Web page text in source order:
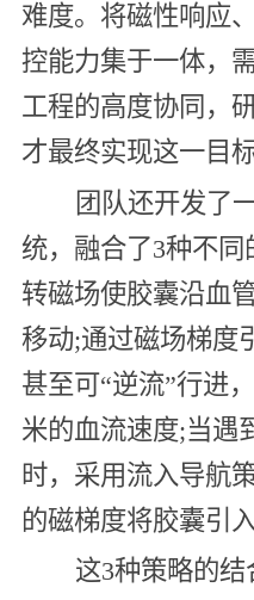
难度。将磁性响应
控能力集于一体，
工程的高度协同，
才最终实现这一目标
团队还开发了
统，融合了3种不
转磁场使胶囊沿血
移动;通过磁场梯度
甚至可“逆流”行进
米的血流速度;当遇
时，采用流入导航
的磁梯度将胶囊引
这3种策略的